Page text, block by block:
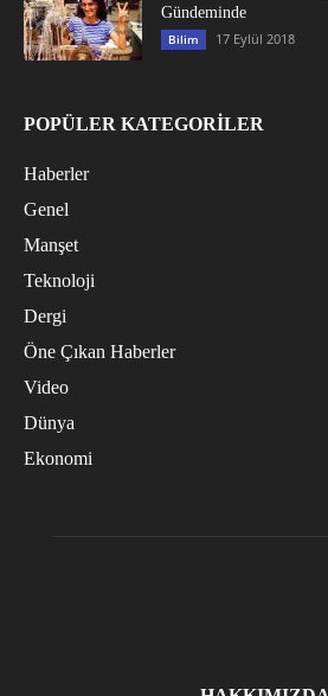
Gündeminde
Bilim 17 Eylül 2018
POPÜLER KATEGORİLER
Haberler
Genel
Manşet
Teknoloji
Dergi
Öne Çıkan Haberler
Video
Dünya
Ekonomi